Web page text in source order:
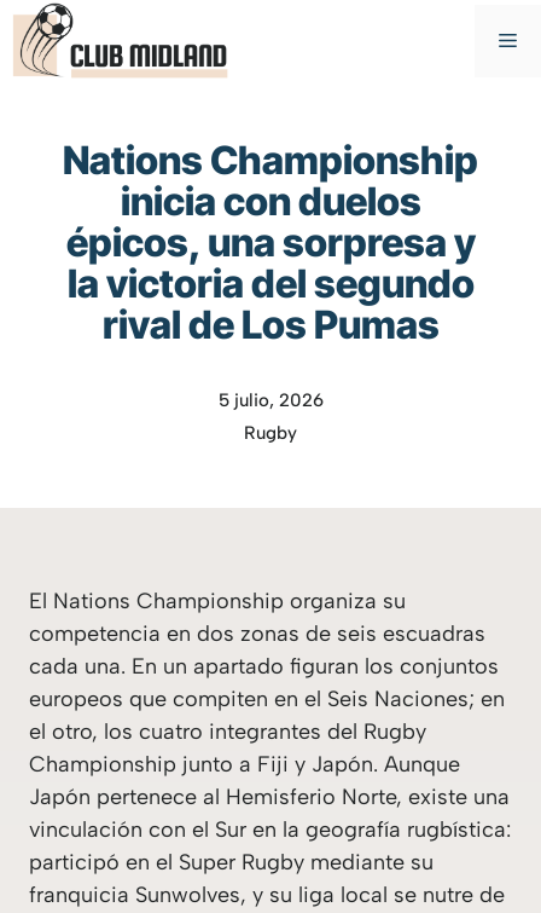
Saltar
contenido
Nations Championship
inicia con duelos
épicos, una sorpresa y
la victoria del segundo
rival de Los Pumas
5 julio, 2026
Rugby
El Nations Championship organiza su
competencia en dos zonas de seis escuadras
cada una. En un apartado figuran los conjuntos
europeos que compiten en el Seis Naciones; en
el otro, los cuatro integrantes del Rugby
Championship junto a Fiji y Japón. Aunque
Japón pertenece al Hemisferio Norte, existe una
vinculación con el Sur en la geografía rugbística:
participó en el Super Rugby mediante su
franquicia Sunwolves, y su liga local se nutre de